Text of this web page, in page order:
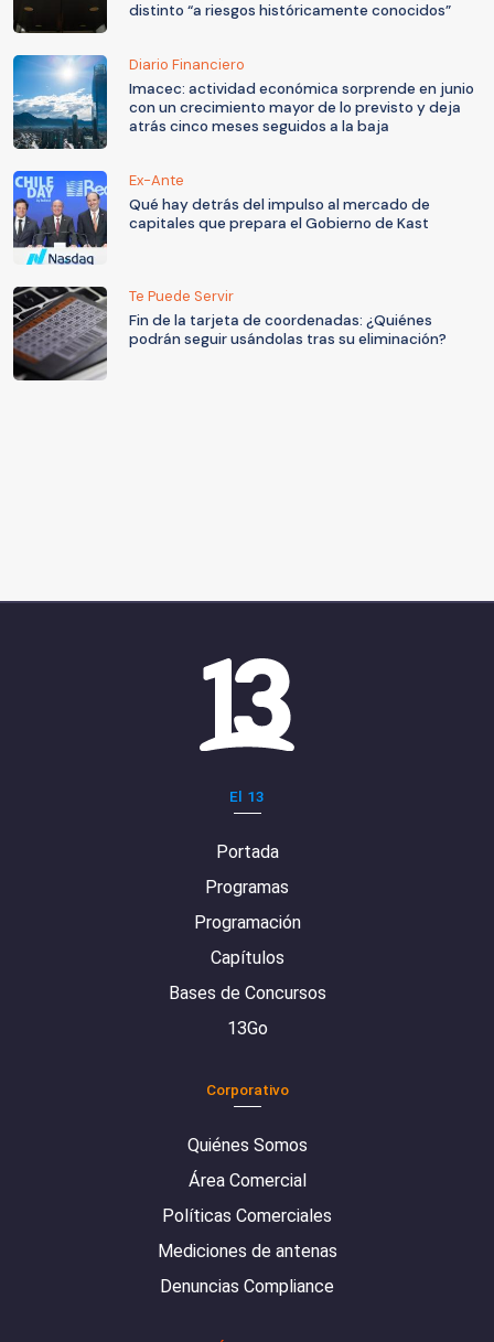
distinto “a riesgos históricamente conocidos”
Diario Financiero
Imacec: actividad económica sorprende en junio
con un crecimiento mayor de lo previsto y deja
atrás cinco meses seguidos a la baja
Ex-Ante
Qué hay detrás del impulso al mercado de
capitales que prepara el Gobierno de Kast
Te Puede Servir
Fin de la tarjeta de coordenadas: ¿Quiénes
podrán seguir usándolas tras su eliminación?
El 13
Portada
Programas
Programación
Capítulos
Bases de Concursos
13Go
Corporativo
Quiénes Somos
Área Comercial
Políticas Comerciales
Mediciones de antenas
Denuncias Compliance